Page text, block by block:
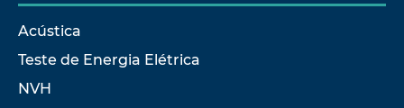
Acústica
Teste de Energia Elétrica
NVH